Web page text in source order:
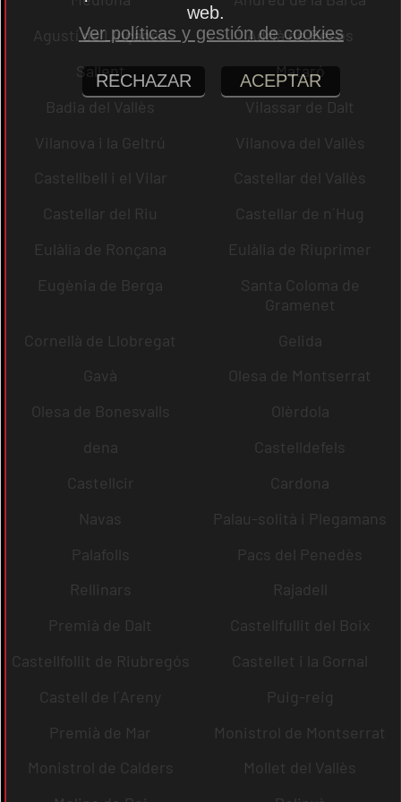
Agustí de Lluçanès
Adrià de Besòs
Sallent
Mataró
Badia del Vallès
Vilassar de Dalt
Vilanova i la Geltrú
Vilanova del Vallès
Castellbell i el Vilar
Castellar del Vallès
Castellar del Riu
Castellar de n´Hug
Eulàlia de Ronçana
Eulàlia de Riuprimer
Eugènia de Berga
Santa Coloma de
Gramenet
Cornellà de Llobregat
Gelida
Gavà
Olesa de Montserrat
Olesa de Bonesvalls
Olèrdola
dena
Castelldefels
Castellcir
Cardona
Navas
Palau-solità i Plegamans
Palafolls
Pacs del Penedès
Rellinars
Rajadell
Premià de Dalt
Castellfullit del Boix
Castellfollit de Riubregós
Castellet i la Gornal
Castell de l´Areny
Puig-reig
Premià de Mar
Monistrol de Montserrat
Monistrol de Calders
Mollet del Vallès
web.
Ver políticas y gestión de cookies
RECHAZAR ACEPTAR